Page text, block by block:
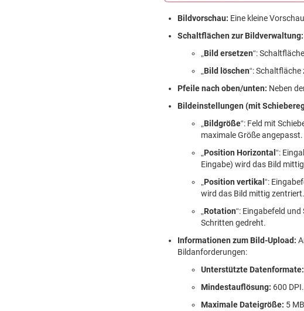
Bildvorschau: Eine kleine
Schaltflächen zur Bildverwaltung:
„Bild ersetzen“:
„Bild löschen“:
Pfeile nach oben/unten: Neben
Bildeinstellungen (mit
„Bildgröße“: Feld mit
maximale Größe angepasst.
„Position Horizontal“:
Eingabe) wird das Bild
„Position vertikal“:
wird das Bild mittig zentriert.
„Rotation“: Eingabefeld
Schritten gedreht.
Informationen zum Bild-Upload:
Bildanforderungen:
Unterstützte Datenformate:
Mindestauflösung: 600 DPI.
Maximale Dateigröße: 5